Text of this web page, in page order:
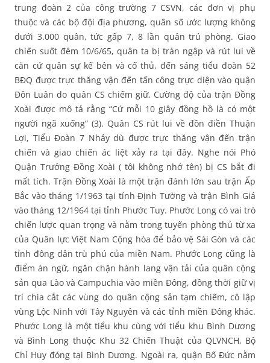
trung đoàn 2 của công trường 7 CSVN, các đơn vị phụ
thuộc và các bộ đội địa phương, quân số ước lượng không
dưới 3.000 quân, tức gấp 7, 8 lần quân trú phòng. Giao
chiến suốt đêm 10/6/65, quân ta bị tràn ngập và rút lui về
căn cứ quân sự kế bên và cố thủ, đến sáng tiểu đoàn 52
BĐQ được trực thăng vận đến tấn công trực diện vào quận
Đôn Luân do quân CS chiếm giữ. Cường độ của trận Đồng
Xoài được mô tả rằng “Cứ mỗi 10 giây đồng hồ là có một
người ngã xuống” (3). Quân CS rút lui về đồn điền Thuận
Lợi, Tiểu Đoàn 7 Nhảy dù được trực thăng vận đến trận
chiến và giao chiến ác liệt xảy ra tại đây. Nghe nói Phó
Quận Trưởng Đồng Xoài ( tôi không nhớ tên) bị CS bắt đi
mất tích. Trận Đồng Xoài là một trận đánh lớn sau trận Ấp
Bắc vào tháng 1/1963 tại tỉnh Định Tường và trận Bình Giả
vào tháng 12/1964 tại tỉnh Phước Tuy. Phước Long có vai trò
chiến lược quan trọng và nằm trong tuyến phòng thủ từ xa
của Quân lực Việt Nam Cộng hòa để bảo vệ Sài Gòn và các
tỉnh đông dân trù phú của miền Nam. Phước Long cũng là
điểm án ngữ, ngăn chặn hành lang vận tải của quân cộng
sản qua Lào và Campuchia vào miền Đông, đồng thời giữ vị
trí chia cắt các vùng do quân cộng sản tạm chiếm, cô lập
vùng Lộc Ninh với Tây Nguyên và các tỉnh miền Đông khác.
Phước Long là một tiểu khu cùng với tiểu khu Bình Dương
và Bình Long thuộc Khu 32 Chiến Thuật của QLVNCH, Bộ
Chỉ Huy đóng tại Bình Dương. Ngoài ra, quận Bố Đức nằm